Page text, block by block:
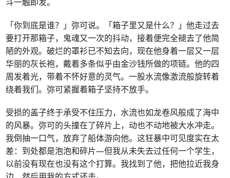
「你到底是谁？」弥可说。「箱子里又是什么？」他走过去
要打开那箱子，鬼魂又一次的抖动，接着便完全褪去了他简
陋的外观。破烂的罩衫已不知去向，现在他身着一层又一层
华丽的灰长袍，戴着多条似乎由金沙钱所做的项链。他的四
周发着光，带着不怀好意的灵气。一股水流像激流般旋转着
绕着我们。弥可紧握着箱子坚持不放手。
受损的盖子终于承受不住压力，水流也如龙卷风般成了海中
的风暴。弥可的头撞在了碎片上，动也不动地被大水冲走。
我倒抽一口气，放弃了船体游向他。这狂暴中可见度实在太
差：到处都是泡泡和碎片—但我从未失去过任何一个学生，
以前没有现在也没有这个打算。我找到了他，把他拉近我身